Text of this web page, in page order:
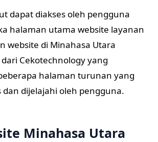
dapat diakses oleh pengguna
halaman utama website layanan
website di Minahasa Utara
Cekotechnology yang
halaman turunan yang
dan dijelajahi oleh pengguna.
Minahasa Utara